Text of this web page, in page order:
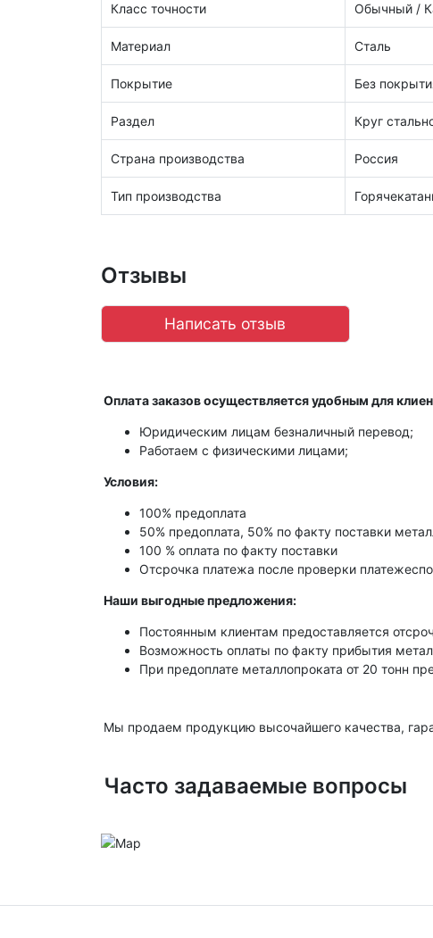
Класс точности Обычный /
Материал Сталь
Покрытие Без
Раздел Круг
Страна производства Россия
Тип производства
Отзывы
Написать отзыв
Оплата заказов осуществляется удобным для
Юридическим лицам безналичный перевод;
Работаем с физическими лицами;
Условия:
100% предоплата
50% предоплата, 50% по факту поставки
100 % оплата по факту поставки
Отсрочка платежа после проверки
Наши выгодные предложения:
Постоянным клиентам предоставляется
Возможность оплаты по факту прибытия
При предоплате металлопроката от 20 тонн
Мы продаем продукцию высочайшего качества,
Часто задаваемые вопросы